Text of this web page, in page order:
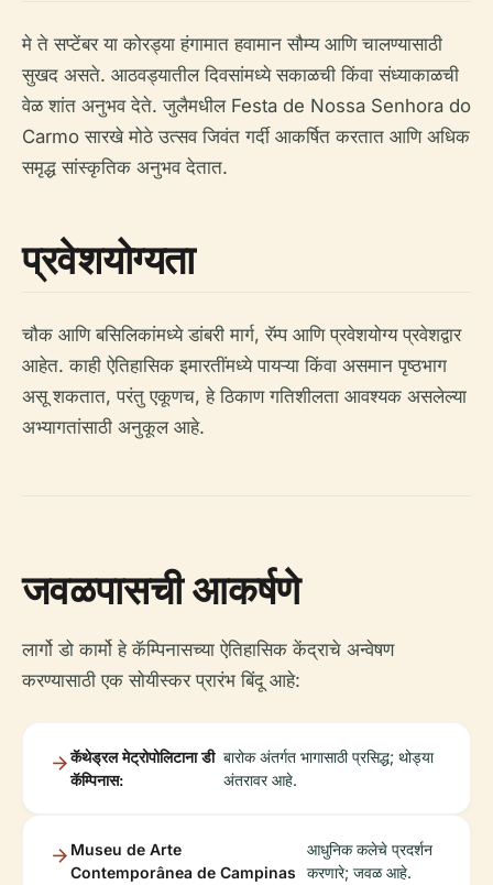
मे ते सप्टेंबर या कोरड्या हंगामात हवामान सौम्य आणि चालण्यासाठी
सुखद असते. आठवड्यातील दिवसांमध्ये सकाळची किंवा संध्याकाळची
वेळ शांत अनुभव देते. जुलैमधील Festa de Nossa Senhora do
Carmo सारखे मोठे उत्सव जिवंत गर्दी आकर्षित करतात आणि अधिक
समृद्ध सांस्कृतिक अनुभव देतात.
प्रवेशयोग्यता
चौक आणि बसिलिकांमध्ये डांबरी मार्ग, रॅम्प आणि प्रवेशयोग्य प्रवेशद्वार
आहेत. काही ऐतिहासिक इमारतींमध्ये पायऱ्या किंवा असमान पृष्ठभाग
असू शकतात, परंतु एकूणच, हे ठिकाण गतिशीलता आवश्यक असलेल्या
अभ्यागतांसाठी अनुकूल आहे.
जवळपासची आकर्षणे
लार्गो डो कार्मो हे कॅम्पिनासच्या ऐतिहासिक केंद्राचे अन्वेषण
करण्यासाठी एक सोयीस्कर प्रारंभ बिंदू आहे:
कॅथेड्रल मेट्रोपोलिटाना डी
कॅम्पिनास:
बारोक अंतर्गत भागासाठी प्रसिद्ध; थोड्या
अंतरावर आहे.
Museu de Arte
Contemporânea de Campinas
आधुनिक कलेचे प्रदर्शन
करणारे; जवळ आहे.